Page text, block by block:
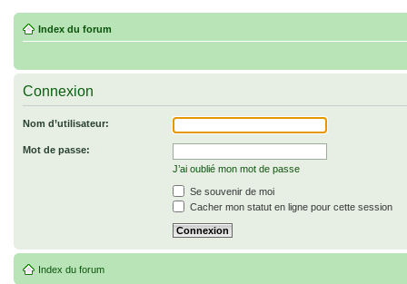
Index du forum
Connexion
Nom d’utilisateur:
Mot de passe:
J’ai oublié mon mot de passe
Se souvenir de moi
Cacher mon statut en ligne pour cette session
Index du forum